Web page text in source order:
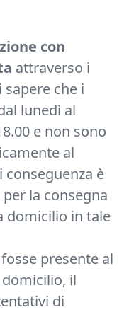
con
attraverso i
sapere che i
lunedì al
e non sono
al
è
la consegna
domicilio in tale
presente al
il
di